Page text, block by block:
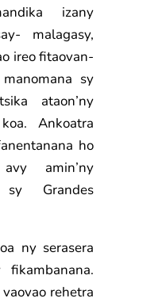
izany
malagasy,
ireo fitaovan-
sy
ataon’ny
Ankoatra
ho
amin’ny
Grandes
ny serasera
rehetra